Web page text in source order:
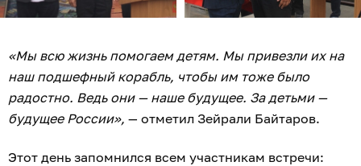
«Мы всю жизнь помогаем детям. Мы привезли их на
наш подшефный корабль, чтобы им тоже было
радостно. Ведь они — наше будущее. За детьми —
будущее России», — отметил Зейрали Байтаров.
Этот день запомнился всем участникам встречи: